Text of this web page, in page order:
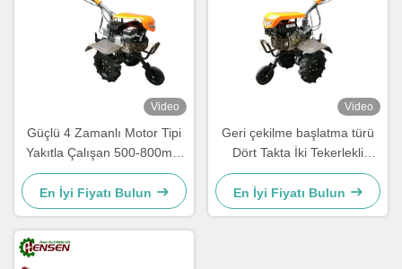
Video
Güçlü 4 Zamanlı Motor Tipi
Yakıtla Çalışan 500-800mm
Genişlikli Tillerler
En İyi Fiyatı Bulun
Video
Geri çekilme başlatma türü
Dört Takta İki Tekerlekli
Tarımsal Traktör 100 Lbs
Kapasitesiyle
En İyi Fiyatı Bulun